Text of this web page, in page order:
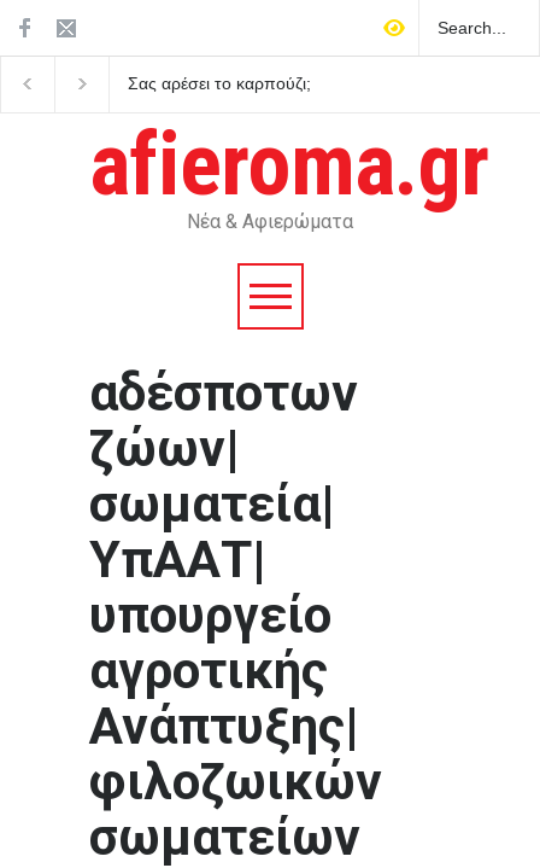
Σας αρέσει το καρπούζι;
afieroma.gr
Νέα & Αφιερώματα
αδέσποτων
ζώων|
σωματεία|
ΥπΑΑΤ|
υπουργείο
αγροτικής
Ανάπτυξης|
φιλοζωικών
σωματείων